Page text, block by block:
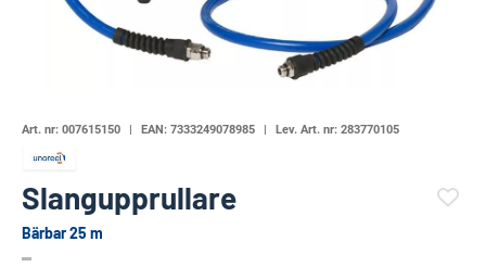
Art. nr: 007615150 EAN: 7333249078985 Lev. Art. nr: 283770105
Slangupprullare
Bärbar 25 m